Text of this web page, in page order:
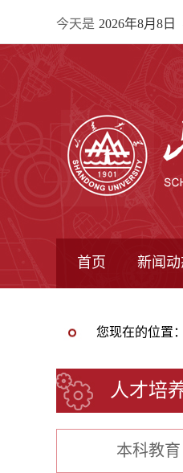
今天是 2026年8月8日
首页 新闻动
您现在的位置：
人才培
本科教育